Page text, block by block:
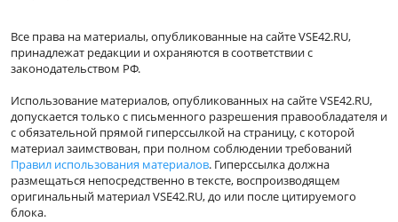
Все права на материалы, опубликованные на сайте VSE42.RU,
принадлежат редакции и охраняются в соответствии с
законодательством РФ.
Использование материалов, опубликованных на сайте VSE42.RU,
допускается только с письменного разрешения правообладателя и
с обязательной прямой гиперссылкой на страницу, с которой
материал заимствован, при полном соблюдении требований
Правил использования материалов. Гиперссылка должна
размещаться непосредственно в тексте, воспроизводящем
оригинальный материал VSE42.RU, до или после цитируемого
блока.